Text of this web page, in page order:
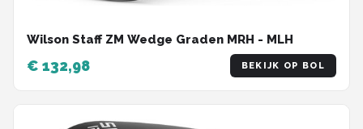
Wilson Staff ZM Wedge Graden MRH - MLH
€ 132,98 BEKIJK OP BOL